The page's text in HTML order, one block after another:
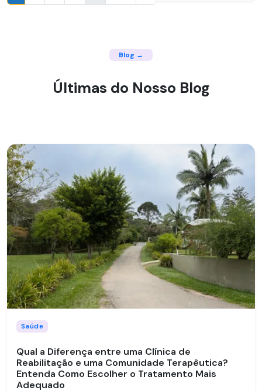
Blog →
Últimas do Nosso Blog
Saúde
Qual a Diferença entre uma Clínica de
Reabilitação e uma Comunidade Terapêutica?
Entenda Como Escolher o Tratamento Mais
Adequado